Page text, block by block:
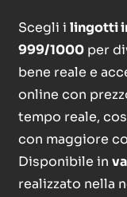
Scegli i lingotti
999/1000 per
bene reale e
online con
tempo reale,
con maggiore
Disponibile in
realizzato nella